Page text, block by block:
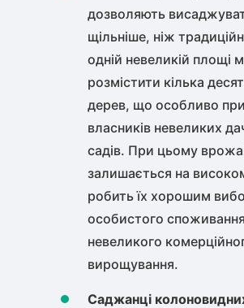
дозволяють
щільніше, ніж
одній невеликій площі
розмістити кілька
дерев, що особливо
власників невеликих
садів. При цьому
залишається на
робить їх хорошим
особистого
невеликого
вирощування.
Саджанці